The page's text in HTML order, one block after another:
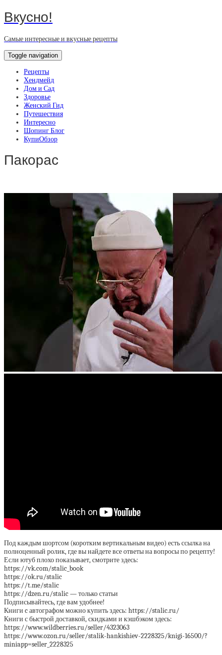
Вкусно!
Самые интересные и вкусные рецепты
Toggle navigation
Рецепты
Хендмейд
Дом и Сад
Здоровье
Женский Гид
Путешествия
Интересно
Шопинг Блог
КупиОбзор
Пакорас
Под каждым шортсом (коротким вертикальным видео) есть ссылка на
полноценный ролик, где вы найдете все ответы на вопросы по рецепту!
Если ютуб плохо показывает, смотрите здесь:
https://vk.com/stalic_book
https://ok.ru/stalic
https://t.me/stalic
https://dzen.ru/stalic — только статьи
Подписывайтесь, где вам удобнее!
Книги c автографом можно купить здесь: https://stalic.ru/
Книги с быстрой доставкой, скидками и кэшбэком здесь:
https://www.wildberries.ru/seller/4323063
https://www.ozon.ru/seller/stalik-hankishiev-2228325/knigi-16500/?
miniapp=seller_2228325